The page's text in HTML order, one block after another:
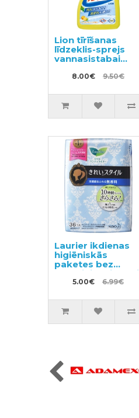
Lion tīrīšanas
līdzeklis-sprejs
vannasistabai
8.00€ 9.50€
Laurier ikdienas
higiēniskās
paketes bez
spārniņiem jūtīgai
ādai 14cm 36gab
5.00€ 6.99€